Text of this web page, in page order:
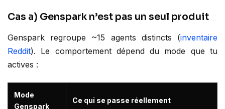
Cas a) Genspark n’est pas un seul produit
Genspark regroupe ~15 agents distincts (inventaire
Reddit). Le comportement dépend du mode que tu
actives :
Mode
Genspark
Ce qui se passe réellement